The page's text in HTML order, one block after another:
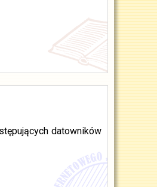
datowników